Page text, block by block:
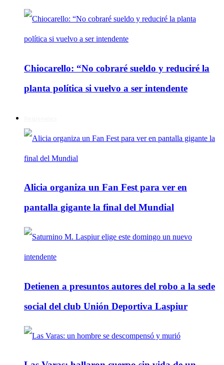
Chiocarello: “No cobraré sueldo y reduciré la
planta política si vuelvo a ser intendente
Alicia organiza un Fan Fest para ver en
pantalla gigante la final del Mundial
Detienen a presuntos autores del robo a la sede
social del club Unión Deportiva Laspiur